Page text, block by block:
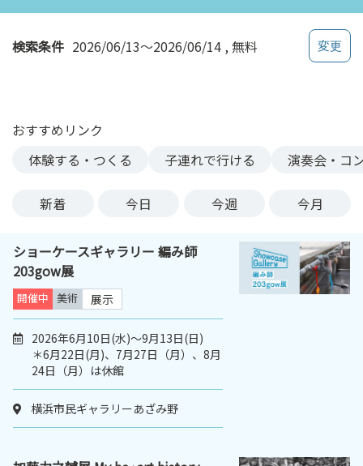
の検索条件 2026/06/13～2026/06/14 無料
おすすめリンク
体験する・つくる
子連れで行ける 演奏会・コ
新着 今日 今週 今月
ショーケースギャラリー 編み師
203gow展
開催中 美術 展示
2026年6月10日(水)～9月13日(日)
＊6月22日(月)、7月27日（月）、8月
24日（月）は休館
横浜市民ギャラリーあざみ野